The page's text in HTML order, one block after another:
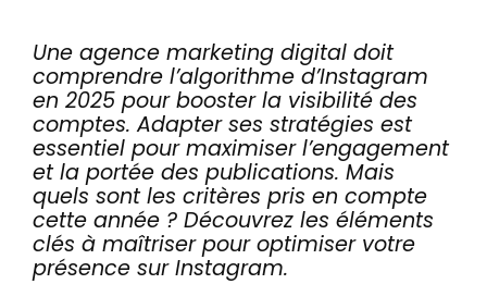
Réalisations
Témoignages
Actualités
Contact
Une agence marketing digital doit
comprendre l’algorithme d’Instagram
en 2025 pour booster la visibilité des
comptes. Adapter ses stratégies est
essentiel pour maximiser l’engagement
et la portée des publications. Mais
quels sont les critères pris en compte
cette année ? Découvrez les éléments
clés à maîtriser pour optimiser votre
présence sur Instagram.